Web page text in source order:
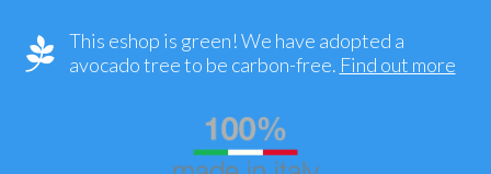
This eshop is green! We have adopted a
avocado tree to be carbon-free. Find out more